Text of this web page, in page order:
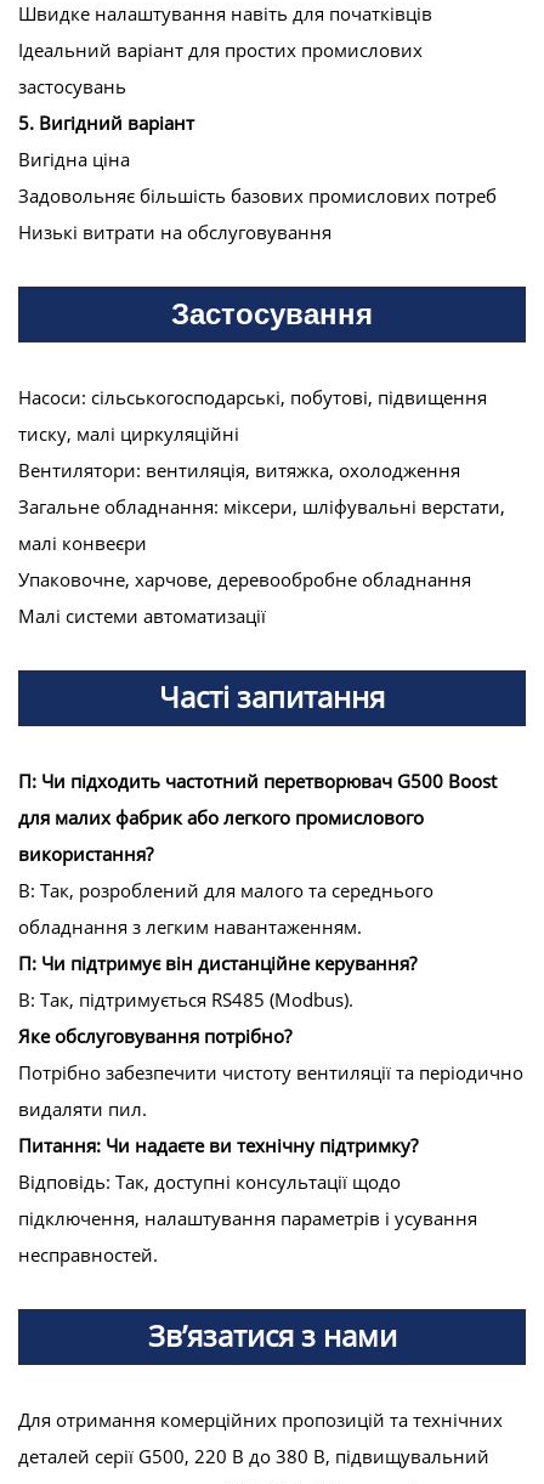
Швидке налаштування навіть для початківців
Ідеальний варіант для простих промислових
застосувань
5. Вигідний варіант
Вигідна ціна
Задовольняє більшість базових промислових потреб
Низькі витрати на обслуговування
Застосування
Насоси: сільськогосподарські, побутові, підвищення
тиску, малі циркуляційні
Вентилятори: вентиляція, витяжка, охолодження
Загальне обладнання: міксери, шліфувальні верстати,
малі конвеєри
Упаковочне, харчове, деревообробне обладнання
Малі системи автоматизації
Часті запитання
П: Чи підходить частотний перетворювач G500 Boost
для малих фабрик або легкого промислового
використання?
В: Так, розроблений для малого та середнього
обладнання з легким навантаженням.
П: Чи підтримує він дистанційне керування?
В: Так, підтримується RS485 (Modbus).
Яке обслуговування потрібно?
Потрібно забезпечити чистоту вентиляції та періодично
видаляти пил.
Питання: Чи надаєте ви технічну підтримку?
Відповідь: Так, доступні консультації щодо
підключення, налаштування параметрів і усування
несправностей.
Зв’язатися з нами
Для отримання комерційних пропозицій та технічних
деталей серії G500, 220 В до 380 В, підвищувальний